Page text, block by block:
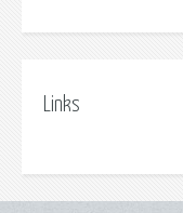
Links